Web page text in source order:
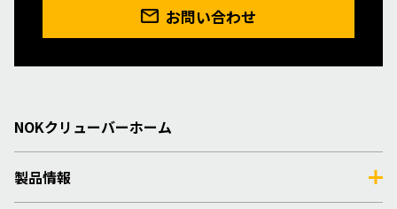
お問い合わせ
NOKクリューバーホーム
製品情報